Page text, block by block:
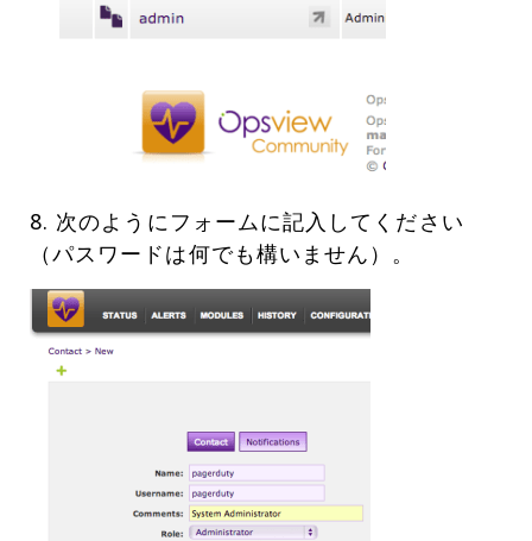
8. 次のようにフォームに記入してください
（パスワードは何でも構いません）。